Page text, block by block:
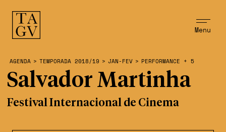
Menu
AGENDA > TEMPORADA 2018/19 > JAN-FEV > PERFORMANCE + 5
Salvador Martinha
Festival Internacional de Cinema